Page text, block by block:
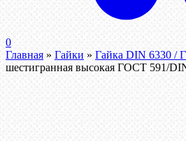
0
Главная » Гайки » Гайка DIN 6330 /
шестигранная высокая ГОСТ 591/